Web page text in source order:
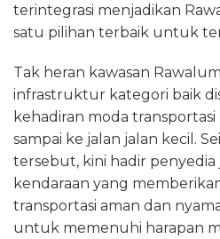
terintegrasi menjadikan
satu pilihan terbaik untuk
Tak heran kawasan
infrastruktur kategori baik
kehadiran moda
sampai ke jalan jalan kecil.
tersebut, kini hadir penyedia
kendaraan yang
transportasi aman dan
untuk memenuhi harapan